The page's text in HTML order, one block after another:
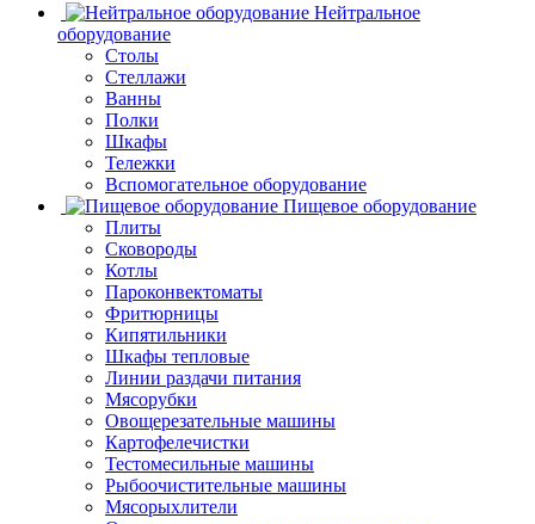
Нейтральное
оборудование
Столы
Стеллажи
Ванны
Полки
Шкафы
Тележки
Вспомогательное оборудование
Пищевое оборудование
Плиты
Сковороды
Котлы
Пароконвектоматы
Фритюрницы
Кипятильники
Шкафы тепловые
Линии раздачи питания
Мясорубки
Овощерезательные машины
Картофелечистки
Тестомесильные машины
Рыбоочистительные машины
Мясорыхлители